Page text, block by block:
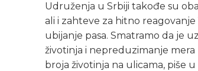
Udruženja u Srbiji takođe su
ali i zahteve za hitno
ubijanje pasa. Smatramo da je
životinja i nepreduzimanje
broja životinja na ulicama, piše